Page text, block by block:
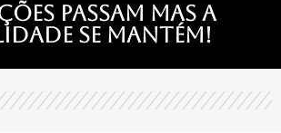
passam mas a
se mantém!